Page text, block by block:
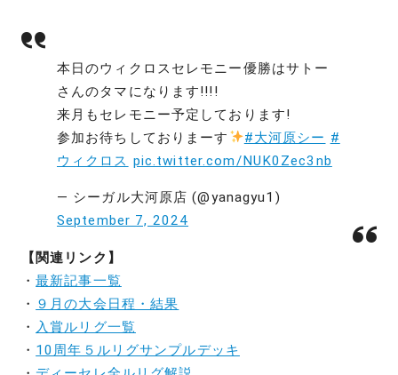
本日のウィクロスセレモニー優勝はサトー
さんのタマになります!!!!
来月もセレモニー予定しております!
参加お待ちしておりまーす
#大河原シー #
ウィクロス pic.twitter.com/NUK0Zec3nb
— シーガル大河原店 (@yanagyu1)
September 7, 2024
【関連リンク】
・最新記事一覧
・ ９月の大会日程・結果
・ 入賞ルリグ一覧
・ 10周年５ルリグサンプルデッキ